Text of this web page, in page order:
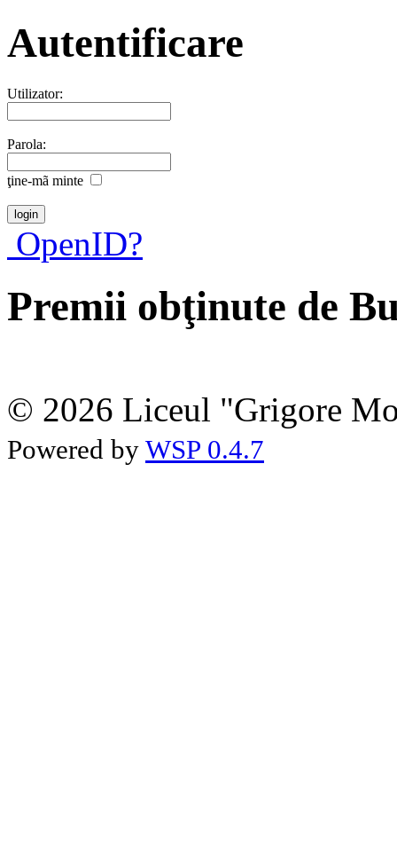
Autentificare
Utilizator:
Parola:
ţine-mã minte
OpenID?
Premii obţinute de
© 2026 Liceul "Grigore
Powered by WSP 0.4.7